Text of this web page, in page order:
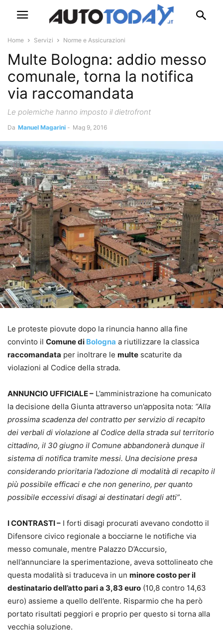
Home Servizi Norme e Assicurazioni
Multe Bologna: addio messo
comunale, torna la notifica
via raccomandata
Le polemiche hanno imposto il dietrofront
Da Manuel Magarini - Mag 9, 2016
Le proteste piovute dopo la rinuncia hanno alla fine
convinto il Comune di Bologna a riutilizzare la classica
raccomandata per inoltrare le multe scaturite da
violazioni al Codice della strada.
ANNUNCIO UFFICIALE – L’amministrazione ha comunicato
la decisione della Giunta attraverso un’apposita nota: “Alla
prossima scadenza del contratto per servizio di recapito
dei verbali di violazione al Codice della strada sul territorio
cittadino, il 30 giugno il Comune abbandonerà dunque il
sistema di notifica tramite messi. Una decisione presa
considerando prioritaria l’adozione di modalità di recapito il
più possibile efficaci e che non generino, per quanto
possibile eccessivi disagi ai destinatari degli atti”.
I CONTRASTI – I forti disagi procurati avevano condotto il
Difensore civico regionale a bocciarne le notifiche via
messo comunale, mentre Palazzo D’Accursio,
nell’annunciare la sperimentazione, aveva sottolineato che
questa modalità si traduceva in un minore costo per il
destinatario dell’atto pari a 3,83 euro (10,8 contro 14,63
euro) assieme a quello dell’ente. Risparmio che ha però
portato risultati peggiori e proprio per questo si torna alla
vecchia soluzione.